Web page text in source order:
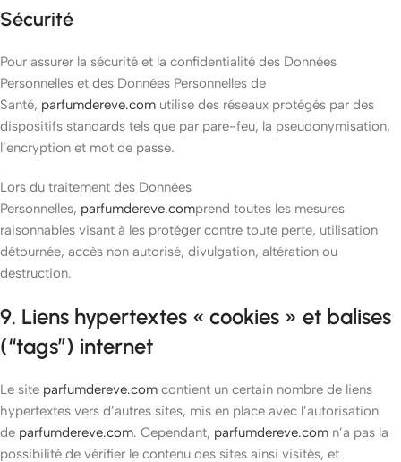
Sécurité
Pour assurer la sécurité et la confidentialité des Données
Personnelles et des Données Personnelles de
Santé, parfumdereve.com utilise des réseaux protégés par des
dispositifs standards tels que par pare-feu, la pseudonymisation,
l’encryption et mot de passe.
Lors du traitement des Données
Personnelles, parfumdereve.comprend toutes les mesures
raisonnables visant à les protéger contre toute perte, utilisation
détournée, accès non autorisé, divulgation, altération ou
destruction.
9. Liens hypertextes « cookies » et balises
(“tags”) internet
Le site parfumdereve.com contient un certain nombre de liens
hypertextes vers d’autres sites, mis en place avec l’autorisation
de parfumdereve.com. Cependant, parfumdereve.com n’a pas la
possibilité de vérifier le contenu des sites ainsi visités, et